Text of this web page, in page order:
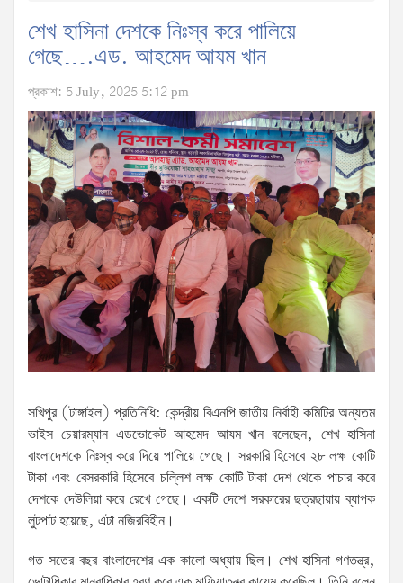
শেখ হাসিনা দেশকে নিঃস্ব করে পালিয়ে
গেছে….এড. আহমেদ আযম খান
প্রকাশ: 5 July, 2025 5:12 pm
সখিপুর (টাঙ্গাইল) প্রতিনিধি: কেন্দ্রীয় বিএনপি জাতীয় নির্বাহী কমিটির অন্যতম
ভাইস চেয়ারম্যান এডভোকেট আহমেদ আযম খান বলেছেন, শেখ হাসিনা
বাংলাদেশকে নিঃস্ব করে দিয়ে পালিয়ে গেছে। সরকারি হিসেবে ২৮ লক্ষ কোটি
টাকা এবং বেসরকারি হিসেবে চল্লিশ লক্ষ কোটি টাকা দেশ থেকে পাচার করে
দেশকে দেউলিয়া করে রেখে গেছে। একটি দেশে সরকারের ছত্রছায়ায় ব্যাপক
লুটপাট হয়েছে, এটা নজিরবিহীন।
গত সতের বছর বাংলাদেশের এক কালো অধ্যায় ছিল। শেখ হাসিনা গণতন্ত্র,